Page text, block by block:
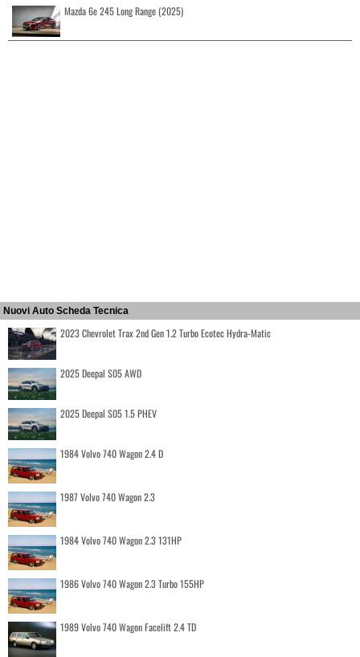
Mazda 6e 245 Long Range (2025)
Nuovi Auto Scheda Tecnica
2023 Chevrolet Trax 2nd Gen 1.2 Turbo Ecotec Hydra-Matic
2025 Deepal S05 AWD
2025 Deepal S05 1.5 PHEV
1984 Volvo 740 Wagon 2.4 D
1987 Volvo 740 Wagon 2.3
1984 Volvo 740 Wagon 2.3 131HP
1986 Volvo 740 Wagon 2.3 Turbo 155HP
1989 Volvo 740 Wagon Facelift 2.4 TD